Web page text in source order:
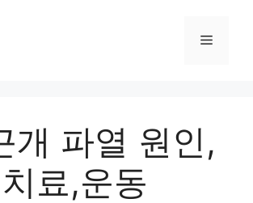
메
개 파열 원인,
료,운동